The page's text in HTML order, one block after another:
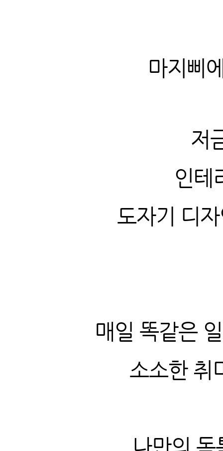
마지삐
저
인테
도자기 디
매일 똑같은
소소한 취